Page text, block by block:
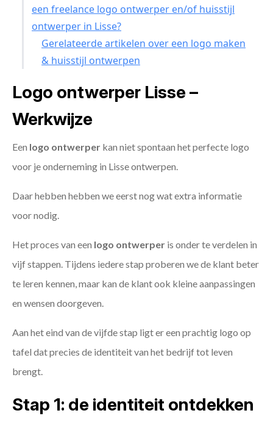
een freelance logo ontwerper en/of huisstijl
ontwerper in Lisse?
Gerelateerde artikelen over een logo maken
& huisstijl ontwerpen
Logo ontwerper Lisse –
Werkwijze
Een logo ontwerper kan niet spontaan het perfecte logo
voor je onderneming in Lisse ontwerpen.
Daar hebben hebben we eerst nog wat extra informatie
voor nodig.
Het proces van een logo ontwerper is onder te verdelen in
vijf stappen. Tijdens iedere stap proberen we de klant beter
te leren kennen, maar kan de klant ook kleine aanpassingen
en wensen doorgeven.
Aan het eind van de vijfde stap ligt er een prachtig logo op
tafel dat precies de identiteit van het bedrijf tot leven
brengt.
Stap 1: de identiteit ontdekken